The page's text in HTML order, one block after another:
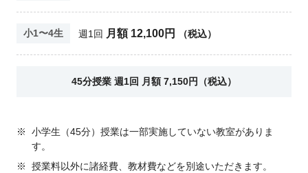
小1〜4生 週1回 月額 12,100円 （税込）
45分授業 週1回 月額 7,150円（税込）
※
小学生（45分）授業は一部実施していない教室がありま
す。
※
授業料以外に諸経費、教材費などを別途いただきます。